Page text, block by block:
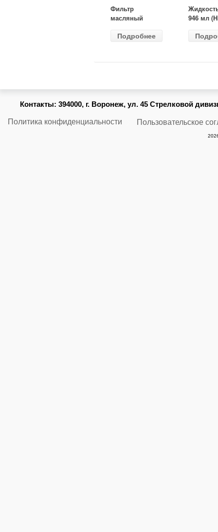
Фильтр
масляный
(MANN) W
Подробнее
946 мл
Контакты: 394000, г. Воронеж, ул. 45 Стрелковой
Политика конфиденциальности Пользовательское